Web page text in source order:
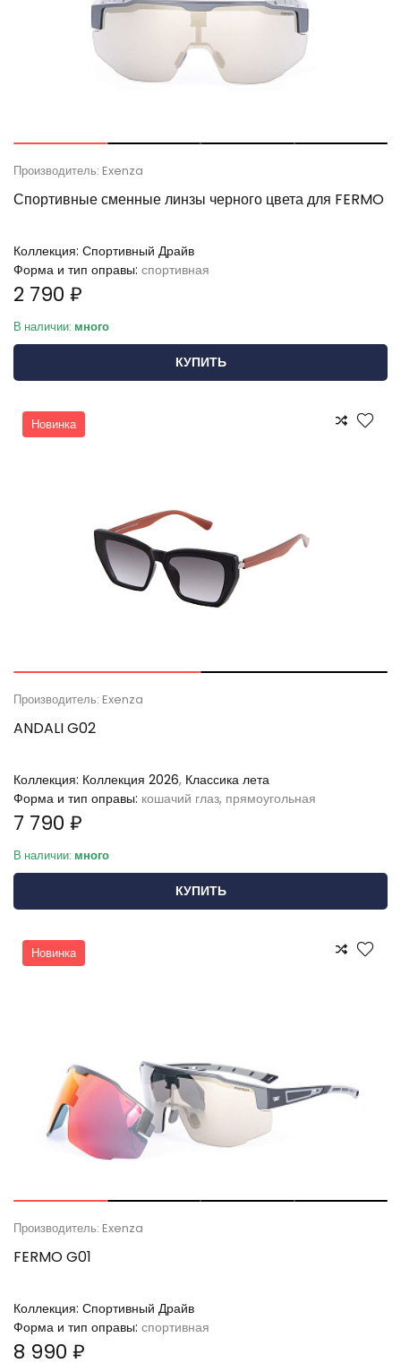
Производитель: Exenza
Спортивные сменные линзы черного цвета для FERMO
Коллекция: Спортивный Драйв
Форма и тип оправы: спортивная
2 790 ₽
В наличии: много
КУПИТЬ
Новинка
Производитель: Exenza
ANDALI G02
Коллекция: Коллекция 2026, Классика лета
Форма и тип оправы: кошачий глаз, прямоугольная
7 790 ₽
В наличии: много
КУПИТЬ
Новинка
Производитель: Exenza
FERMO G01
Коллекция: Спортивный Драйв
Форма и тип оправы: спортивная
8 990 ₽